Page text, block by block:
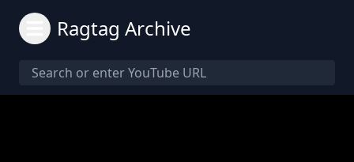
Ragtag Archive